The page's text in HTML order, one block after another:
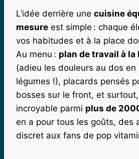
L’idée derrière une cuisine
mesure est simple : chaque
vos habitudes et à la place
Au menu : plan de travail à
(adieu les douleurs au dos en
légumes !), placards pensés
bosses sur le front, et
incroyable parmi plus de
en a pour tous les goûts, des
discret aux fans de pop